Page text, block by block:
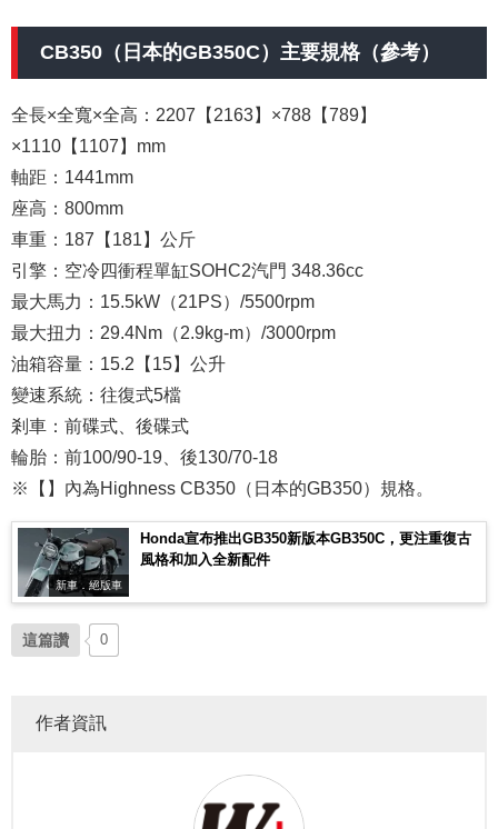
CB350（日本的GB350C）主要規格（參考）
全長×全寬×全高：2207【2163】×788【789】
×1110【1107】mm
軸距：1441mm
座高：800mm
車重：187【181】公斤
引擎：空冷四衝程單缸SOHC2汽門 348.36cc
最大馬力：15.5kW（21PS）/5500rpm
最大扭力：29.4Nm（2.9kg-m）/3000rpm
油箱容量：15.2【15】公升
變速系統：往復式5檔
剎車：前碟式、後碟式
輪胎：前100/90-19、後130/70-18
※【】內為Highness CB350（日本的GB350）規格。
新車．絕版車
Honda宣布推出GB350新版本GB350C，更注重復古
風格和加入全新配件
這篇讚 0
作者資訊